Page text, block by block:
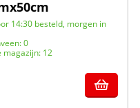
14:30 besteld, morgen in
0
magazijn: 12